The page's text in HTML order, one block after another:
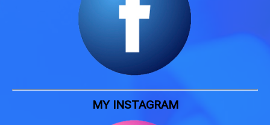
MY INSTAGRAM